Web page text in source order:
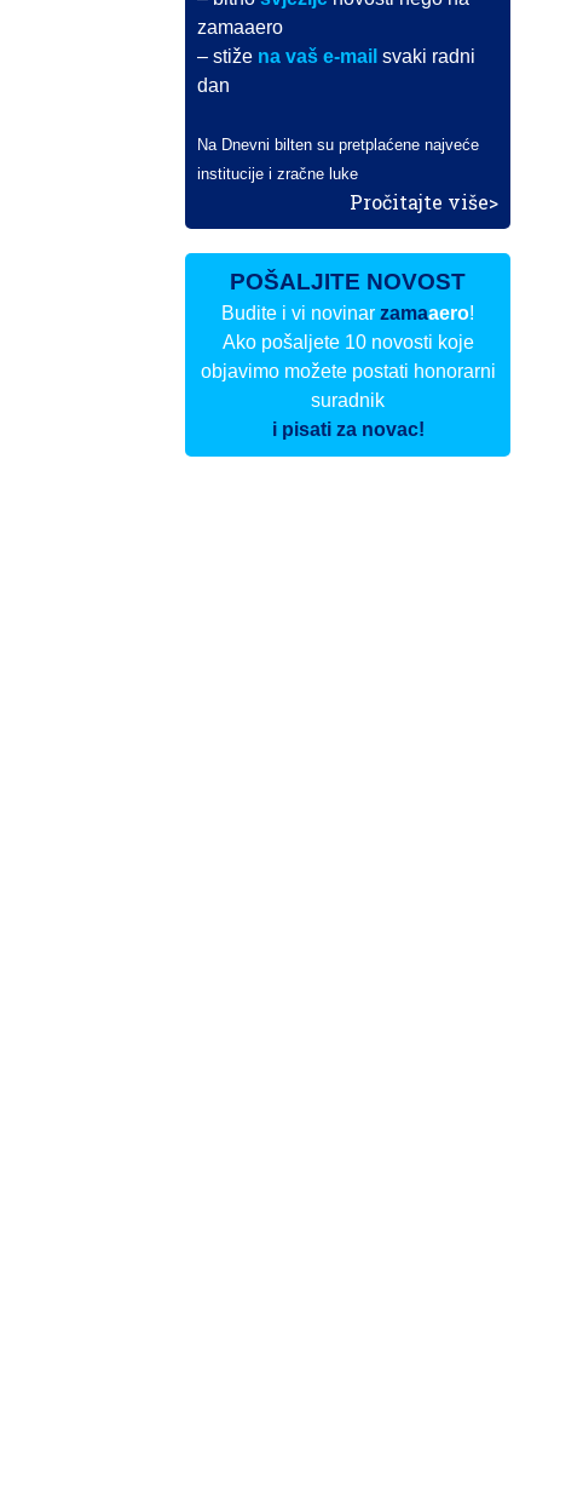
zamaaero
– stiže na vaš e-mail svaki radni
dan
Na Dnevni bilten su pretplaćene najveće
institucije i zračne luke
Pročitajte više>
POŠALJITE NOVOST
Budite i vi novinarzamaaero!
Ako pošaljete 10 novosti koje
objavimo možete postati honorarni
suradnik
i pisati za novac!